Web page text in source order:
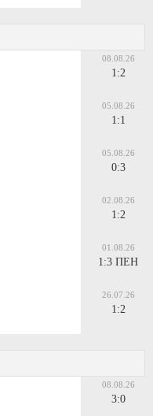
08.08.26
1:2
05.08.26
1:1
05.08.26
0:3
02.08.26
1:2
01.08.26
1:3 ПЕН
26.07.26
1:2
08.08.26
3:0